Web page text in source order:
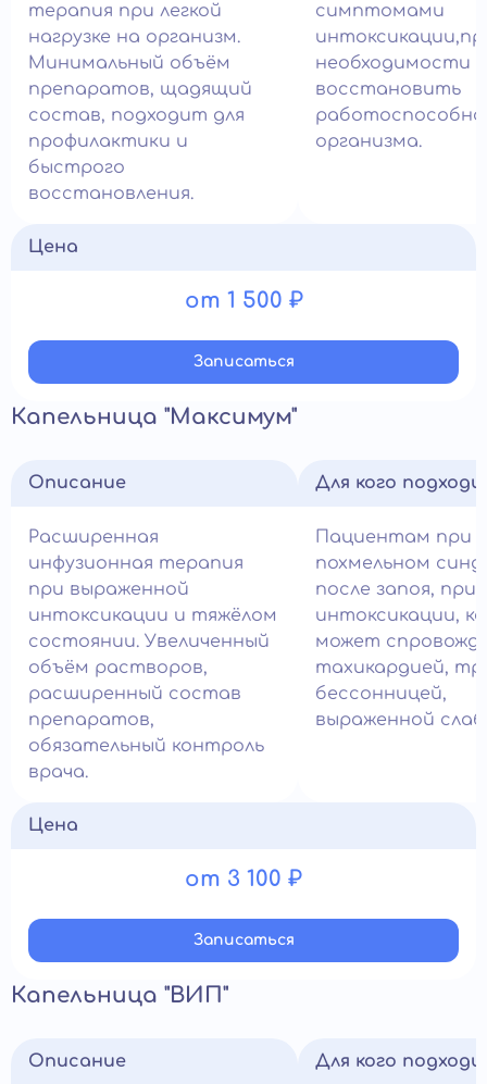
терапия при легкой
нагрузке на организм.
Минимальный объём
препаратов, щадящий
состав, подходит для
профилактики и
быстрого
восстановления.
симптомами
необходимости
восстановить
организма.
Цена
от 1 500 ₽
Записатьcя
Капельница "Максимум"
Описание
Расширенная
инфузионная терапия
при выраженной
интоксикации и тяжёлом
состоянии. Увеличенный
объём растворов,
расширенный состав
препаратов,
обязательный контроль
врача.
Для кого
Пациентам при
похмельном
после запоя, при
интоксикации,
может
тахикардией,
бессонницей,
выраженной
Цена
от 3 100 ₽
Записатьcя
Капельница "ВИП"
Описание Для кого